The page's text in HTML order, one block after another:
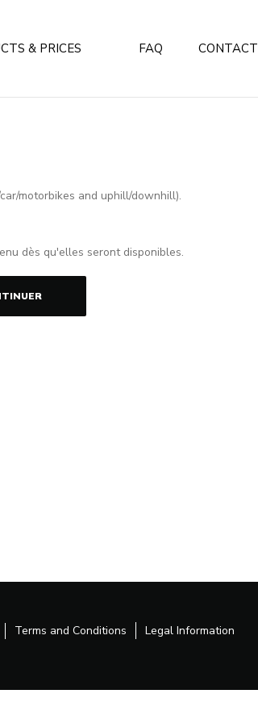
& PRICES FAQ CONTACT
motorbikes and uphill/downhill).
dès qu'elles seront disponibles.
Terms and Conditions Legal Information